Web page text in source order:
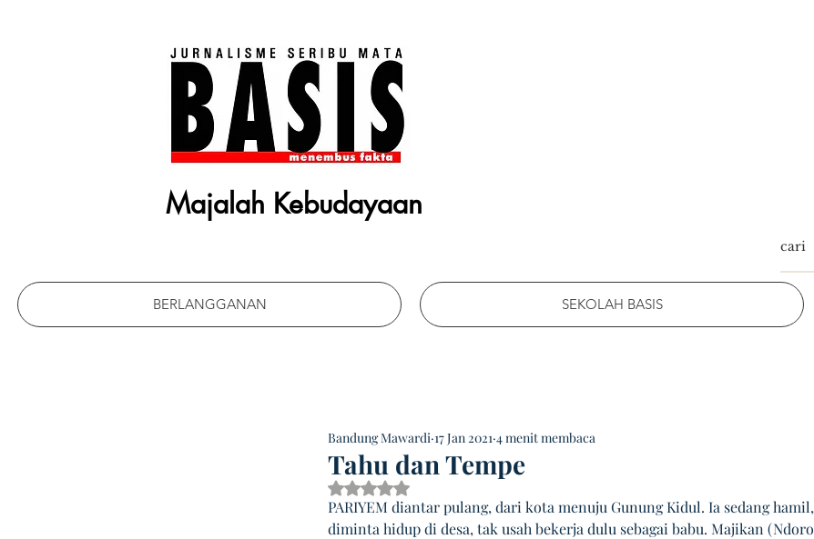
Majalah Kebudayaan
BERLANGGANAN SEKOLAH BASIS
Tahu dan Tempe
Bandung Mawardi 17 Jan 2021 4 menit membaca
Dinilai NaN dari 5 bintang.
PARIYEM diantar pulang, dari kota menuju Gunung Kidul. Ia sedang hamil,
diminta hidup di desa, tak usah bekerja dulu sebagai babu. Majikan (Ndoro